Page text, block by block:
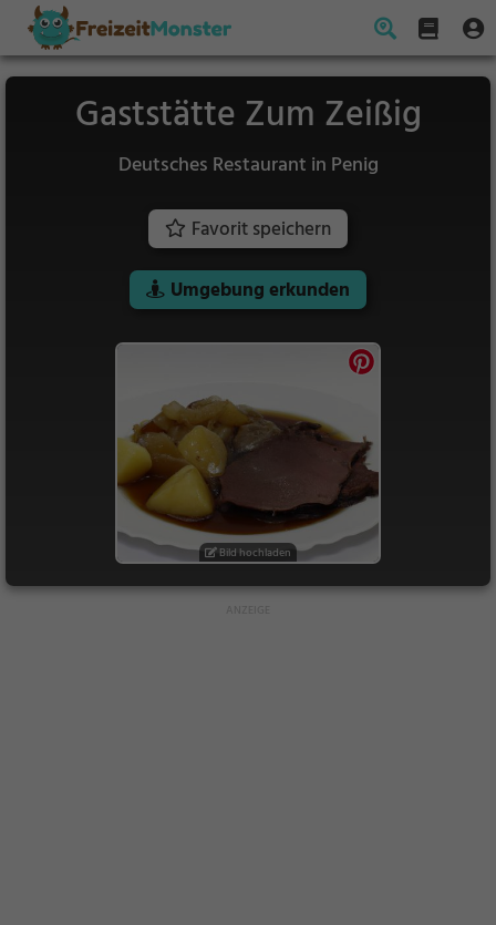
Gaststätte Zum Zeißig
Deutsches Restaurant in Penig
Favorit speichern
Umgebung erkunden
Bild hochladen